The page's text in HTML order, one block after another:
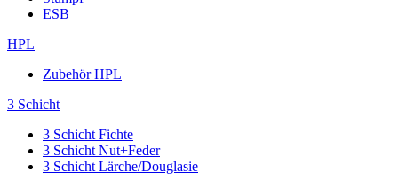
ESB
HPL
Zubehör HPL
3 Schicht
3 Schicht Fichte
3 Schicht Nut+Feder
3 Schicht Lärche/Douglasie